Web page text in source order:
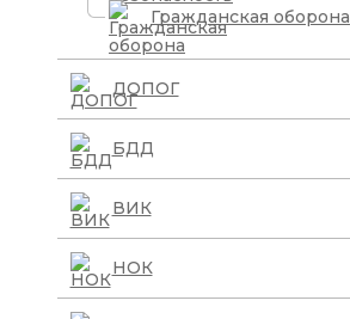
Гражданская оборона
ДОПОГ
БДД
ВИК
НОК